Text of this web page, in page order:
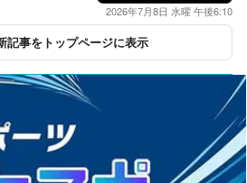
2026年7月8日 水曜 午後6:10
記事をトップページに表示